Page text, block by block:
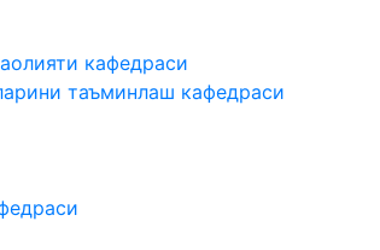
кафедраси
таъминлаш кафедраси